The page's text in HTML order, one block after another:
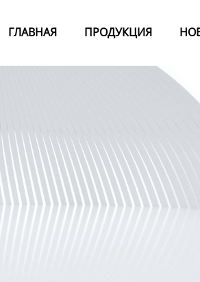
ГЛАВНАЯ ПРОДУКЦИЯ